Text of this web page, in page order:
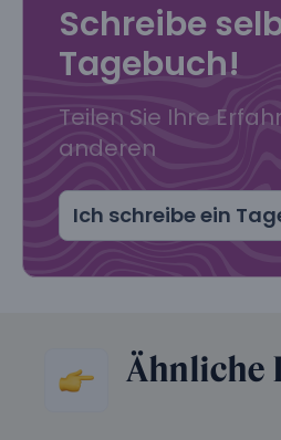
Schreibe
Tagebuch!
Teilen Sie Ihre
anderen
Ich schreibe ein
Ähnliche